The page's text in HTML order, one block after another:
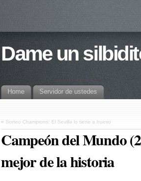
Dame un
Home Servidor de ustedes
« Sorteo Champions: El Sevilla lo tiene a huevo
Campeón del Mundo
mejor de la historia